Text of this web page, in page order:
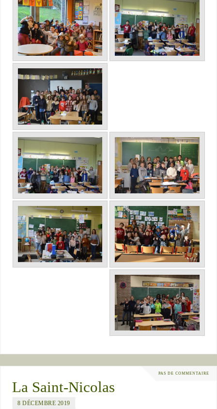
PAS DE COMMENTAIRE
La Saint-Nicolas
8 DÉCEMBRE 2019